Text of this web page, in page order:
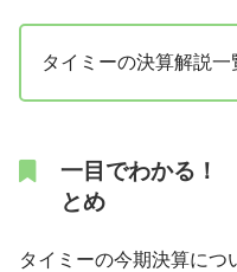
タイミーの決算解説一
一目でわかる！
とめ
タイミーの今期決算につ